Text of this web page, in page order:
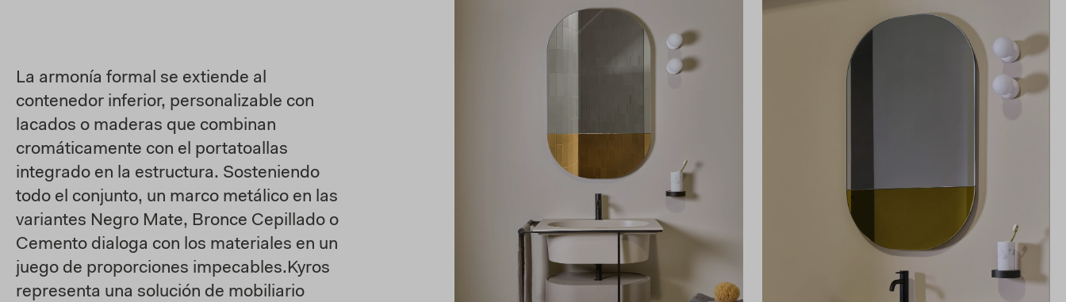
La armonía formal se extiende al
contenedor inferior, personalizable con
lacados o maderas que combinan
cromáticamente con el portatoallas
integrado en la estructura. Sosteniendo
todo el conjunto, un marco metálico en las
variantes Negro Mate, Bronce Cepillado o
Cemento dialoga con los materiales en un
juego de proporciones impecables.Kyros
representa una solución de mobiliario